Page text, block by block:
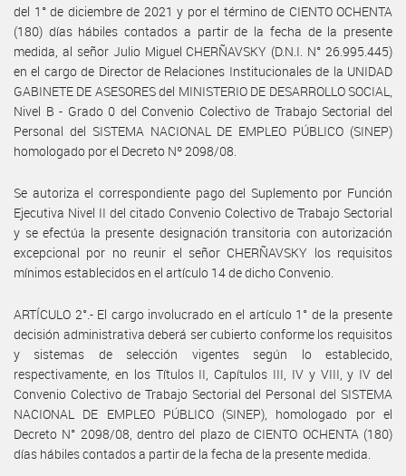
del 1° de diciembre de 2021 y por el término de CIENTO OCHENTA
(180) días hábiles contados a partir de la fecha de la presente
medida, al señor Julio Miguel CHERÑAVSKY (D.N.I. N° 26.995.445)
en el cargo de Director de Relaciones Institucionales de la UNIDAD
GABINETE DE ASESORES del MINISTERIO DE DESARROLLO SOCIAL,
Nivel B - Grado 0 del Convenio Colectivo de Trabajo Sectorial del
Personal del SISTEMA NACIONAL DE EMPLEO PÚBLICO (SINEP)
homologado por el Decreto Nº 2098/08.
Se autoriza el correspondiente pago del Suplemento por Función
Ejecutiva Nivel II del citado Convenio Colectivo de Trabajo Sectorial
y se efectúa la presente designación transitoria con autorización
excepcional por no reunir el señor CHERÑAVSKY los requisitos
mínimos establecidos en el artículo 14 de dicho Convenio.
ARTÍCULO 2°.- El cargo involucrado en el artículo 1° de la presente
decisión administrativa deberá ser cubierto conforme los requisitos
y sistemas de selección vigentes según lo establecido,
respectivamente, en los Títulos II, Capítulos III, IV y VIII, y IV del
Convenio Colectivo de Trabajo Sectorial del Personal del SISTEMA
NACIONAL DE EMPLEO PÚBLICO (SINEP), homologado por el
Decreto N° 2098/08, dentro del plazo de CIENTO OCHENTA (180)
días hábiles contados a partir de la fecha de la presente medida.